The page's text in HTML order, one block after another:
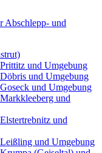
Abschlepp- und
und Umgebung
und Umgebung
und Umgebung
und
und
und Umgebung